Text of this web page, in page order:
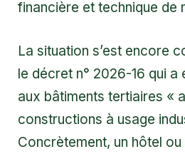
financière et technique de
La situation s’est encore
le décret n° 2026-16 qui a
aux bâtiments tertiaires «
constructions à usage
Concrètement, un hôtel